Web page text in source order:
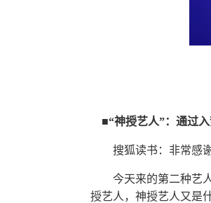
■“神授艺人”：通过
搜狐读书：非常感
今天来的第二种艺人
授艺人，神授艺人又是